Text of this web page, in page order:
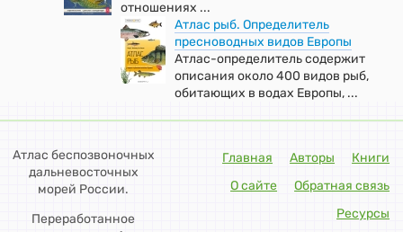
отношениях ...
Атлас рыб. Определитель
пресноводных видов Европы
Атлас-определитель содержит
описания около 400 видов рыб,
обитающих в водах Европы, ...
Атлас беспозвоночных
дальневосточных
морей России.
Переработанное
Главная Авторы
Книги
О сайте
Обратная связь
Ресурсы